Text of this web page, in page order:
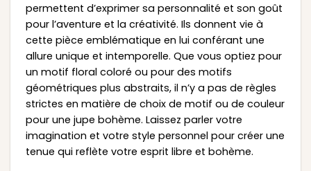
permettent d’exprimer sa personnalité et son goût
pour l’aventure et la créativité. Ils donnent vie à
cette pièce emblématique en lui conférant une
allure unique et intemporelle. Que vous optiez pour
un motif floral coloré ou pour des motifs
géométriques plus abstraits, il n’y a pas de règles
strictes en matière de choix de motif ou de couleur
pour une jupe bohème. Laissez parler votre
imagination et votre style personnel pour créer une
tenue qui reflète votre esprit libre et bohème.